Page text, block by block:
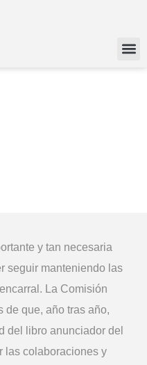
y tan necesaria
seguir manteniendo las
La Comisión
de que, año tras año,
del libro anunciador del
las colaboraciones y